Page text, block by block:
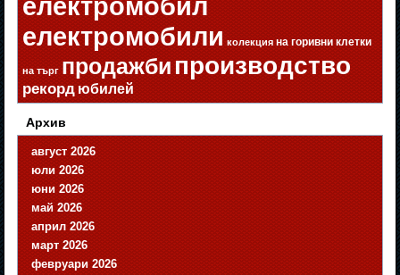
електромобил
електромобили колекция на горивни клетки
на търг продажбипроизводство
рекорд юбилей
Архив
август 2026
юли 2026
юни 2026
май 2026
април 2026
март 2026
февруари 2026